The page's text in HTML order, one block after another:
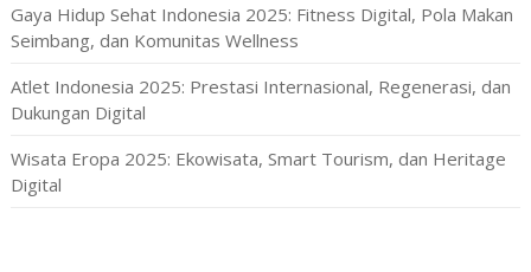
Gaya Hidup Sehat Indonesia 2025: Fitness Digital, Pola Makan
Seimbang, dan Komunitas Wellness
Atlet Indonesia 2025: Prestasi Internasional, Regenerasi, dan
Dukungan Digital
Wisata Eropa 2025: Ekowisata, Smart Tourism, dan Heritage
Digital